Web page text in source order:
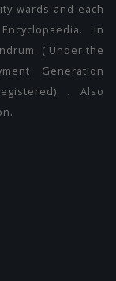
wards and each
In
( Under the
Generation
. Also